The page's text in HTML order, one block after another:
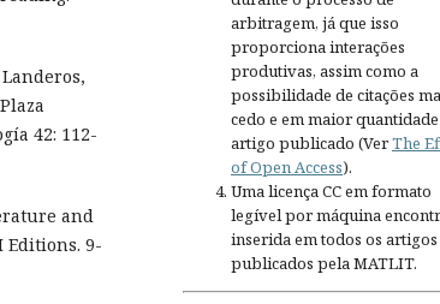
42: 112-
and
Editions. 9-
arbitragem, já que isso
proporciona interações
produtivas, assim como a
possibilidade de citações
cedo e em maior
artigo publicado (VerThe
of Open Access).
Uma licença CC em formato
legível por máquina
inserida em todos os artigos
publicados pela MATLIT.